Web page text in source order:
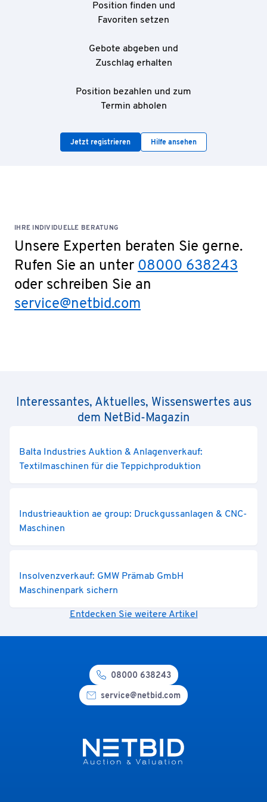
Es muss eine persönliche Schutzausrüstung
(Sicherheitsschuhe, geeignete Arbeitsbekleidung und
Für bestimmte Bereiche muss eine umfassendere PSA
mitgebracht werden, diese Bereiche sind noch nicht in
Informationen zur gegebenen Zeit angeben.
Bei Nichteinhaltung dieser Voraussetzungen, wird der
Position finden und
Favoriten setzen
Gebote abgeben und
Zuschlag erhalten
Position bezahlen und zum
Termin abholen
Jetzt registrieren Hilfe ansehen
IHRE INDIVIDUELLE BERATUNG
Unsere Experten beraten Sie gerne.
Rufen Sie an unter 08000 638243
oder schreiben Sie an
service@netbid.com
Interessantes, Aktuelles, Wissenswertes aus
dem NetBid-Magazin
Balta Industries Auktion & Anlagenverkauf:
Textilmaschinen für die Teppichproduktion
Industrieauktion ae group: Druckgussanlagen & CNC-
Maschinen
Insolvenzverkauf: GMW Prämab GmbH
Maschinenpark sichern
Entdecken Sie weitere Artikel
08000 638243
service@netbid.com